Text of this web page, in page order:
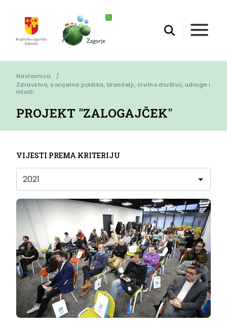
Naslovnica
Zdravstvo, socijalna politika, branitelji, civilno društvo, udruge i
mladi
PROJEKT "ZALOGAJČEK"
VIJESTI PREMA KRITERIJU